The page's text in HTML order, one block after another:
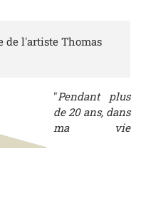
de l'artiste Thomas
"Pendant plus
de 20 ans, dans
ma vie